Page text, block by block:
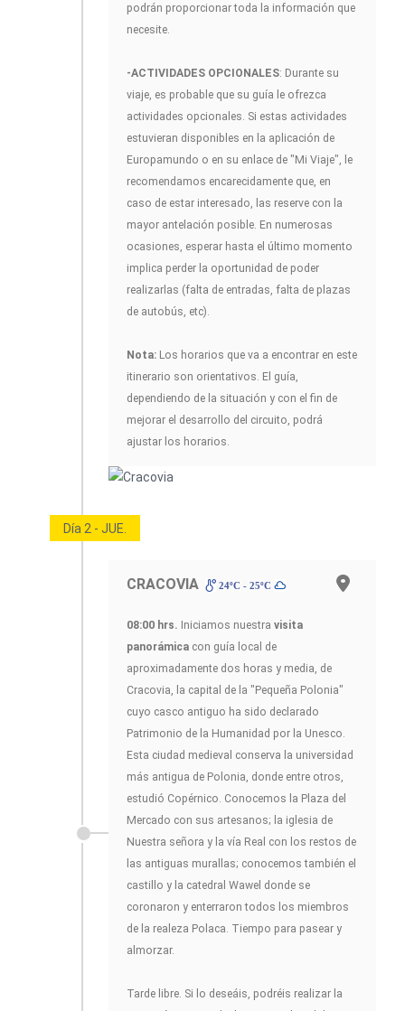
podrán proporcionar toda la información que
necesite.
-ACTIVIDADES OPCIONALES: Durante su
viaje, es probable que su guía le ofrezca
actividades opcionales. Si estas actividades
estuvieran disponibles en la aplicación de
Europamundo o en su enlace de "Mi Viaje", le
recomendamos encarecidamente que, en
caso de estar interesado, las reserve con la
mayor antelación posible. En numerosas
ocasiones, esperar hasta el último momento
implica perder la oportunidad de poder
realizarlas (falta de entradas, falta de plazas
de autobús, etc).
Nota: Los horarios que va a encontrar en este
itinerario son orientativos. El guía,
dependiendo de la situación y con el fin de
mejorar el desarrollo del circuito, podrá
ajustar los horarios.
Día 2 - JUE.
CRACOVIA 24ºC - 25ºC
08:00 hrs. Iniciamos nuestra visita
panorámica con guía local de
aproximadamente dos horas y media, de
Cracovia, la capital de la "Pequeña Polonia"
cuyo casco antiguo ha sido declarado
Patrimonio de la Humanidad por la Unesco.
Esta ciudad medieval conserva la universidad
más antigua de Polonia, donde entre otros,
estudió Copérnico. Conocemos la Plaza del
Mercado con sus artesanos; la iglesia de
Nuestra señora y la vía Real con los restos de
las antiguas murallas; conocemos también el
castillo y la catedral Wawel donde se
coronaron y enterraron todos los miembros
de la realeza Polaca. Tiempo para pasear y
almorzar.
Tarde libre. Si lo deseáis, podréis realizar la